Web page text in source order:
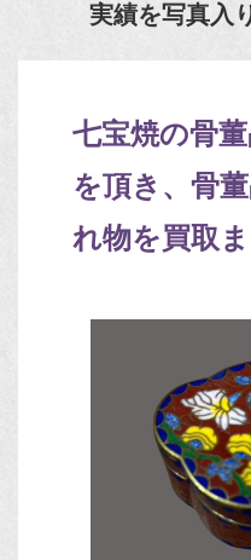
実績を写真入
七宝焼の骨
を頂き、骨
れ物を買取ま